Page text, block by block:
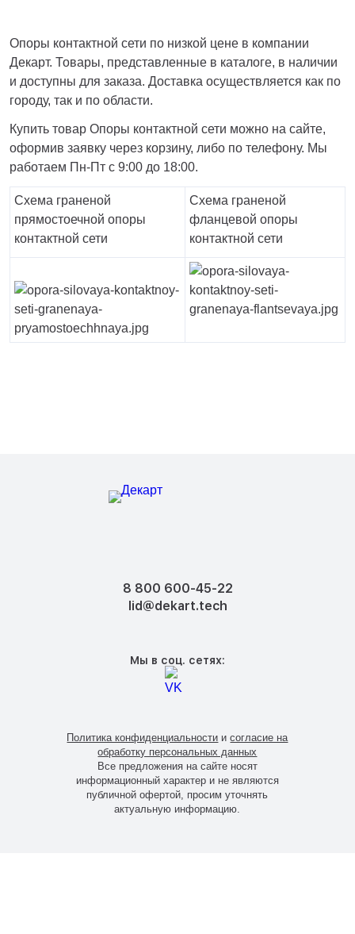
Опоры контактной сети по низкой цене в компании
Декарт. Товары, представленные в каталоге, в наличии
и доступны для заказа. Доставка осуществляется как по
городу, так и по области.
Купить товар Опоры контактной сети можно на сайте,
оформив заявку через корзину, либо по телефону. Мы
работаем Пн-Пт с 9:00 до 18:00.
Схема граненой
прямостоечной опоры
контактной сети
Схема граненой
фланцевой опоры
контактной сети
8 800 600-45-22
lid@dekart.tech
Мы в соц. сетях:
Все предложения на сайте носят
информационный характер и не являются
публичной офертой, просим уточнять
актуальную информацию.
Политика конфиденциальности исогласие на
обработку персональных данных